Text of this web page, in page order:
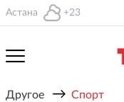
Астана +23
Другое → Спорт